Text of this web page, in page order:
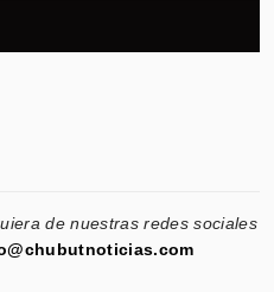
de nuestras redes sociales